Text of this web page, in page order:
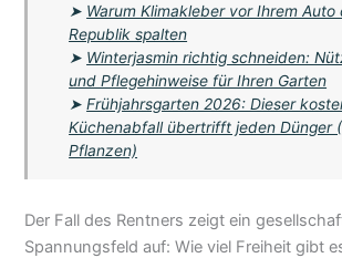
➤ Warum Klimakleber vor Ihrem Auto
Republik spalten
➤ Winterjasmin richtig schneiden:
und Pflegehinweise für Ihren Garten
➤Frühjahrsgarten 2026: Dieser
Küchenabfall übertrifft jeden Dünger
Pflanzen)
Der Fall des Rentners zeigt ein
Spannungsfeld auf: Wie viel Freiheit gibt